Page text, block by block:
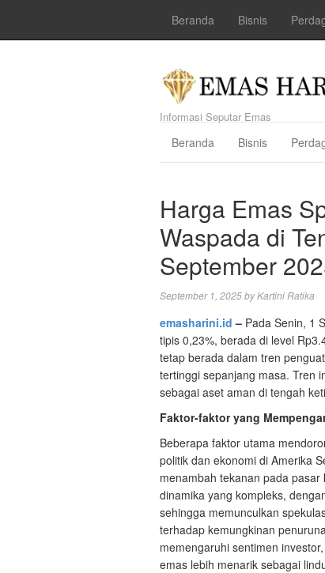
Beranda Bisnis
Informasi Seputar Emas
Beranda Bisnis
Harga Emas
Waspada di
September
September 1, 2025byKartini Ratika
emasharini.id – Pada Senin, 1
tipis 0,23%, berada di level
tetap berada dalam tren
tertinggi sepanjang masa. Tren
sebagai aset aman di tengah
Faktor-faktor yang
Beberapa faktor utama
politik dan ekonomi di Amerika
menambah tekanan pada
dinamika yang kompleks,
sehingga memunculkan
terhadap kemungkinan
memengaruhi sentimen
emas lebih menarik sebagai